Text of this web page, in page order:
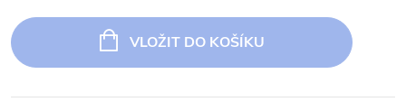
cena:
VLOŽIT DO KOŠÍKU